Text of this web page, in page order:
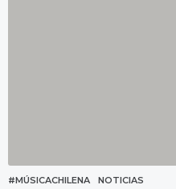
#MÚSICACHILENA ,NOTICIAS